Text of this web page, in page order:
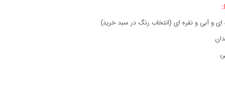
و آبی و نقره ای (انتخاب رنگ در سبد خرید)